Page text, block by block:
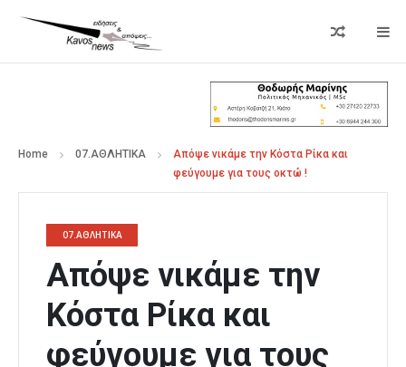
Home 07.ΑΘΛΗΤΙΚΑ
Απόψε νικάμε την Κόστα Ρίκα και
φεύγουμε για τους οκτώ !
07.ΑΘΛΗΤΙΚΑ
Απόψε νικάμε την
Κόστα Ρίκα και
φεύγουμε για τους